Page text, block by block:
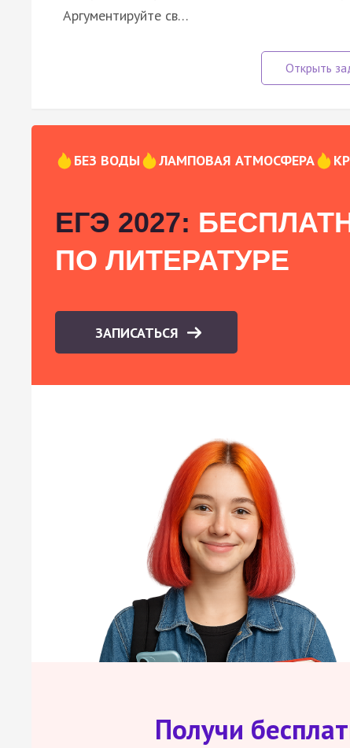
Аргументируйте св…
БЕЗ ВОДЫ ЛАМПОВАЯ АТМОСФЕРА
ЕГЭ 2027:
ПО ЛИТЕРАТУРЕ
ЗАПИСАТЬСЯ
Получи